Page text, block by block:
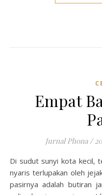
Empat
Jurnal Phona /
Di sudut sunyi kota kecil, tersembunyi sebuah pantai yang
nyaris terlupakan oleh
pasirnya adalah butiran